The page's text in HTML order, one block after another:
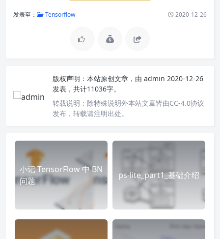
发表至： Tensorflow 2020-12-26
版权声明： 本站原创文章，由 admin 2020-12-26
发表，共计11036字。
转载说明： 除特殊说明外本站文章皆由CC-4.0协议
发布，转载请注明出处。
小记 TensorFlow 中 BN
问题
ps-lite_part1_基础介绍